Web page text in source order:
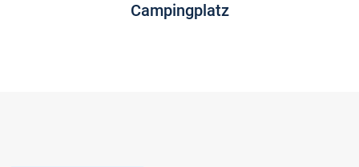
Campingplatz